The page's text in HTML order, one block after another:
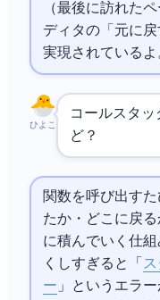
（最後に訪れた
ディタの「元に戻す
実現されているよ
ひよこ
コールスタ
ど？
関数を呼び出す
たか・どこに戻
に積んでいく仕組
くしすぎると「
ー 」というエラ